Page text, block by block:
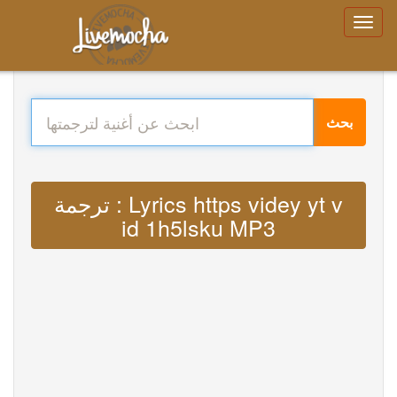
بحث
ترجمة : Lyrics https videy yt v
id 1h5lsku MP3